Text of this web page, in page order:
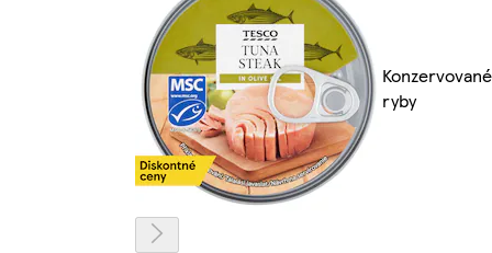
Konzervované
ryby